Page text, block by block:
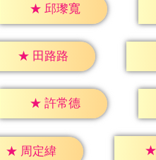
★ 邱瓈寬
★ 田路路
★ 許常德
★ 周定緯 ★